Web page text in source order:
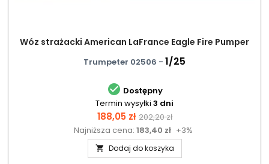
Wóz strażacki American LaFrance Eagle Fire Pumper
Trumpeter 02506 - 1/25
 Dostępny
Termin wysyłki 3 dni
Cena
188,05 zł Cena
podstawowa
202,20 zł
Najniższa cena: 183,40 zł +3%
 Dodaj do koszyka